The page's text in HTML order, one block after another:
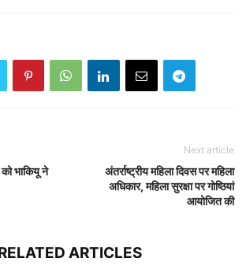
भाकियू ने
Next article
अंतर्राष्ट्रीय महिला दिवस पर महिला
अधिकार, महिला सुरक्षा पर गोष्ठियां
आयोजित की
ARTICLES